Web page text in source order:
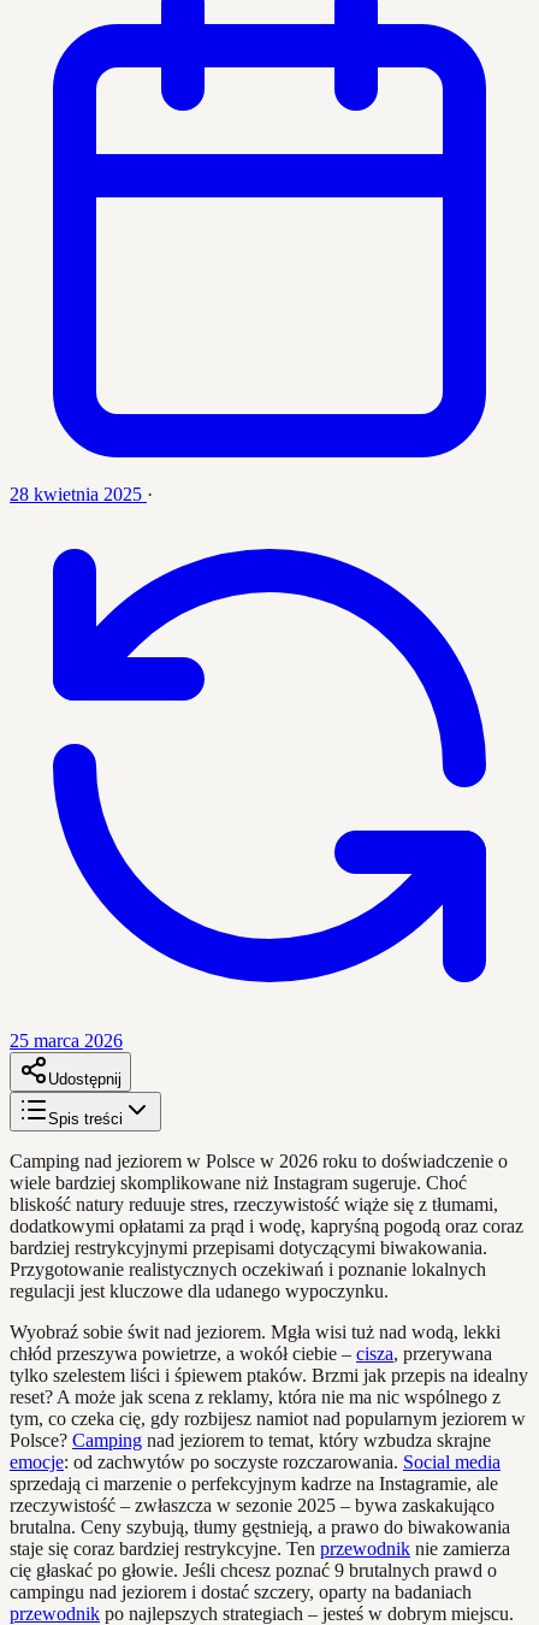
28 kwietnia 2025 ·
25 marca 2026
Udostępnij
Spis treści
Camping nad jeziorem w Polsce w 2026 roku to doświadczenie o
wiele bardziej skomplikowane niż Instagram sugeruje. Choć
bliskość natury reduuje stres, rzeczywistość wiąże się z tłumami,
dodatkowymi opłatami za prąd i wodę, kapryśną pogodą oraz coraz
bardziej restrykcyjnymi przepisami dotyczącymi biwakowania.
Przygotowanie realistycznych oczekiwań i poznanie lokalnych
regulacji jest kluczowe dla udanego wypoczynku.
Wyobraź sobie świt nad jeziorem. Mgła wisi tuż nad wodą, lekki
chłód przeszywa powietrze, a wokół ciebie – cisza, przerywana
tylko szelestem liści i śpiewem ptaków. Brzmi jak przepis na idealny
reset? A może jak scena z reklamy, która nie ma nic wspólnego z
tym, co czeka cię, gdy rozbijesz namiot nad popularnym jeziorem w
Polsce? Camping nad jeziorem to temat, który wzbudza skrajne
emocje: od zachwytów po soczyste rozczarowania. Social media
sprzedają ci marzenie o perfekcyjnym kadrze na Instagramie, ale
rzeczywistość – zwłaszcza w sezonie 2025 – bywa zaskakująco
brutalna. Ceny szybują, tłumy gęstnieją, a prawo do biwakowania
staje się coraz bardziej restrykcyjne. Ten przewodnik nie zamierza
cię głaskać po głowie. Jeśli chcesz poznać 9 brutalnych prawd o
campingu nad jeziorem i dostać szczery, oparty na badaniach
przewodnik po najlepszych strategiach – jesteś w dobrym miejscu.